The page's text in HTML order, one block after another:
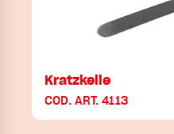
Kratzkelle
COD. ART. 4113